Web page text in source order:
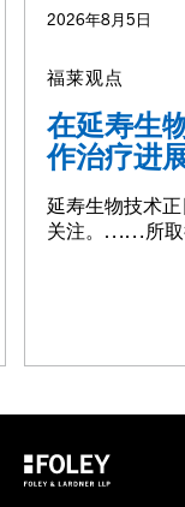
2026年8月5日
福莱观点
在延寿生
作治疗进
延寿生物技术
关注。……所取